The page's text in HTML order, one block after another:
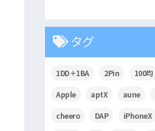
タグ
1DD＋1BA 2Pin 100均
Apple aptX aune
cheero DAP iPhoneX